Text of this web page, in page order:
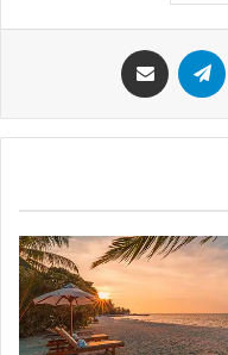
واتساب تيلقرام